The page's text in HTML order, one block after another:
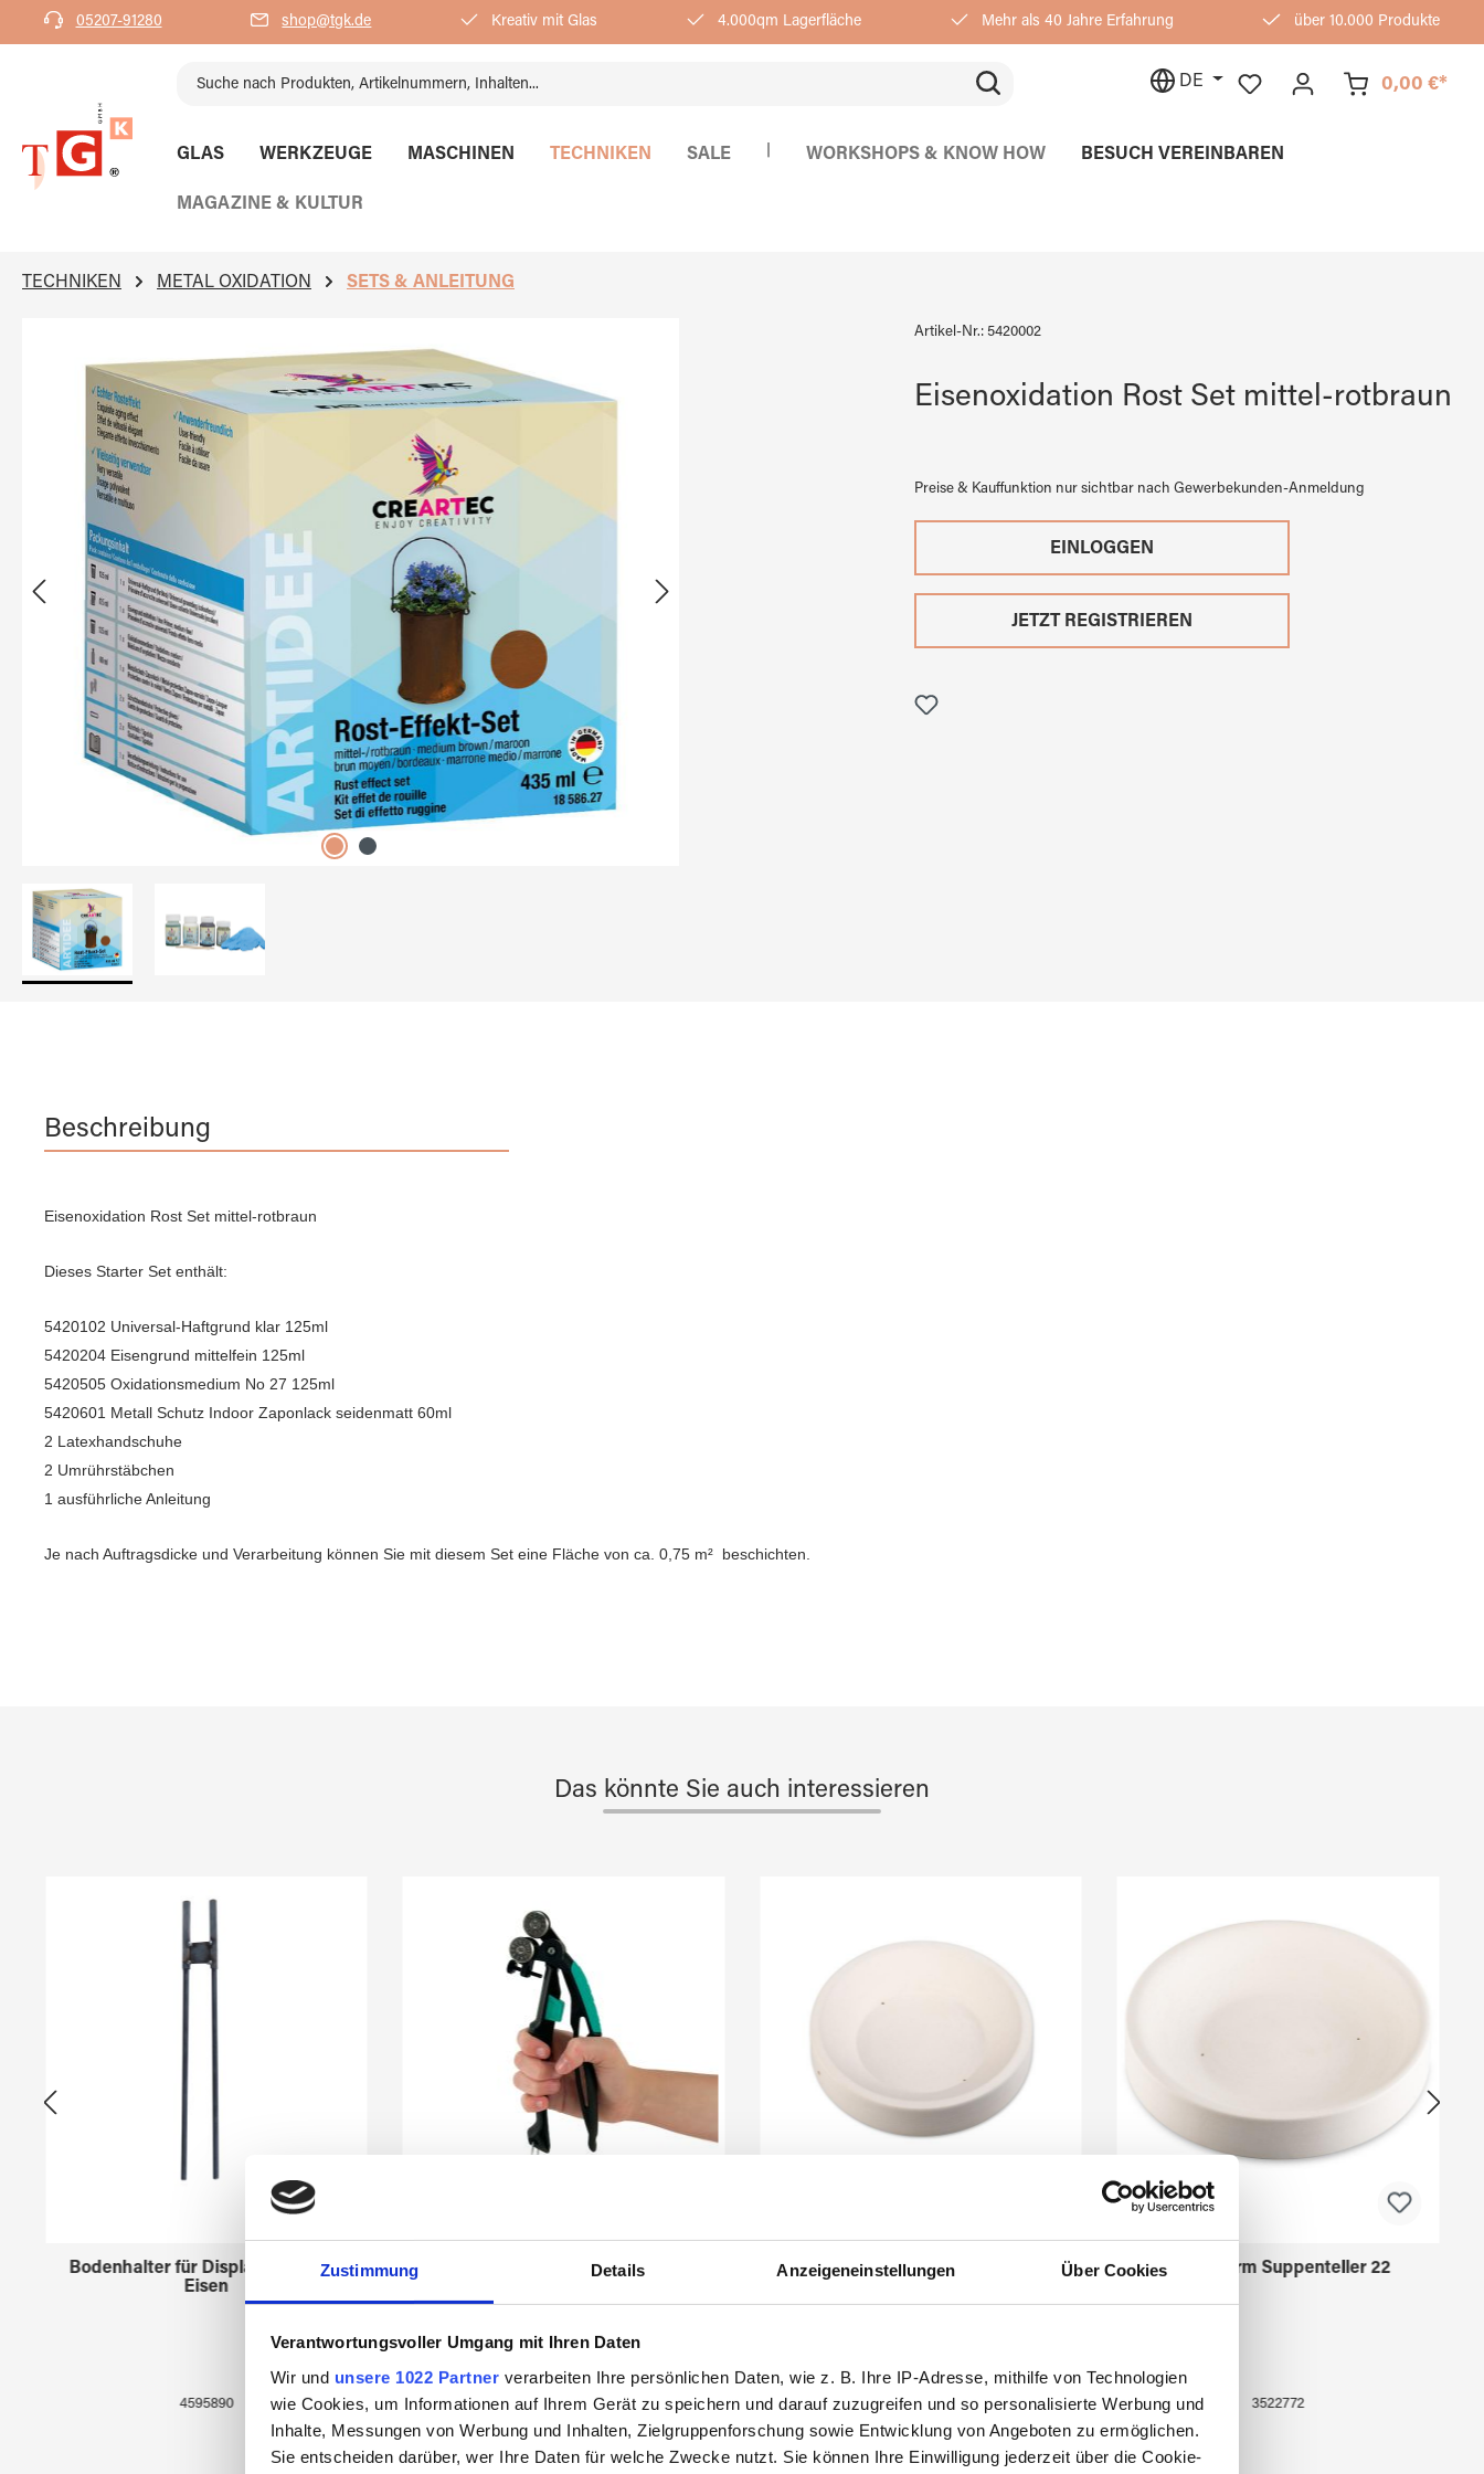
Zustimmung Details Anzeigeneinstellungen Über Cookies
Verantwortungsvoller Umgang mit Ihren Daten
Wir und unsere 1022 Partner verarbeiten Ihre persönlichen Daten, wie z. B. Ihre IP-Adresse, mithilfe von Technologien
wie Cookies, um Informationen auf Ihrem Gerät zu speichern und darauf zuzugreifen und so personalisierte Werbung und
Inhalte, Messungen von Werbung und Inhalten, Zielgruppenforschung sowie Entwicklung von Angeboten zu ermöglichen.
Sie entscheiden darüber, wer Ihre Daten für welche Zwecke nutzt. Sie können Ihre Einwilligung jederzeit über die Cookie-
Zur Hauptnavigation springen
05207-91280 shop@tgk.de Kreativ mit Glas 4.000qm Lagerfläche Mehr als 40 Jahre Erfahrung über 10.000 Produkte
DE 0,00 €*
GLAS WERKZEUGE MASCHINEN TECHNIKEN SALE WORKSHOPS & KNOW HOW BESUCH VEREINBAREN
MAGAZINE & KULTUR
TECHNIKEN METAL OXIDATION SETS & ANLEITUNG
Artikel-Nr.: 5420002
Eisenoxidation Rost Set mittel-rotbraun
Preise & Kauffunktion nur sichtbar nach Gewerbekunden-Anmeldung
EINLOGGEN
JETZT REGISTRIEREN
Beschreibung
Eisenoxidation Rost Set mittel-rotbraun
Dieses Starter Set enthält:
5420102 Universal-Haftgrund klar 125ml
5420204 Eisengrund mittelfein 125ml
5420505 Oxidationsmedium No 27 125ml
5420601 Metall Schutz Indoor Zaponlack seidenmatt 60ml
2 Latexhandschuhe
2 Umrührstäbchen
1 ausführliche Anleitung
Je nach Auftragsdicke und Verarbeitung können Sie mit diesem Set eine Fläche von ca. 0,75 m² beschichten.
Das könnte Sie auch interessieren
Bodenhalter für Displays 45958xx
Eisen
4595890
Creator's Breda Glass Nippers
3211630
Fusingform Runder Teller 13
3522775
Fusingform Suppenteller 22
3522772